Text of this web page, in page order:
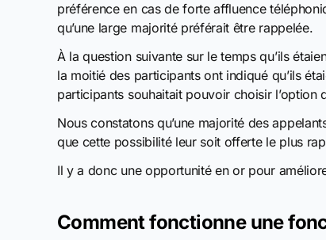
préférence en cas de forte affluence
qu’une large majorité préférait être rappelée.
À la question suivante sur le temps qu’ils
la moitié des participants ont indiqué qu’ils
participants souhaitait pouvoir choisir l’option
Nous constatons qu’une majorité des
que cette possibilité leur soit offerte le plus
Il y a donc une opportunité en or pour
Comment fonctionne une